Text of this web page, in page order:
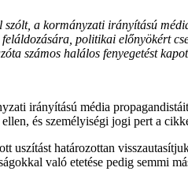
a kormányzati irányítású
politikai
számos halálos fenyegetést
irányítású média
és személyiségi jogi pert a
uszítást határozottan
való etetése pedig semmi